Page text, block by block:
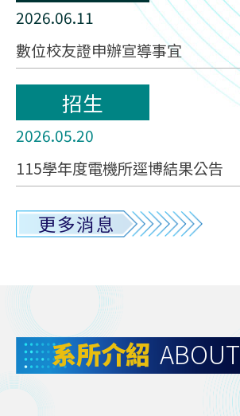
2026.06.11
數位校友證申辦宣導事宜
招生
2026.05.20
115學年度電機所逕博結果公告
更多消息
系所介紹 ABOUT